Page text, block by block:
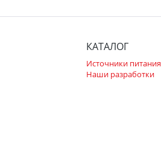
КАТАЛОГ
Источники питания
Наши разработки